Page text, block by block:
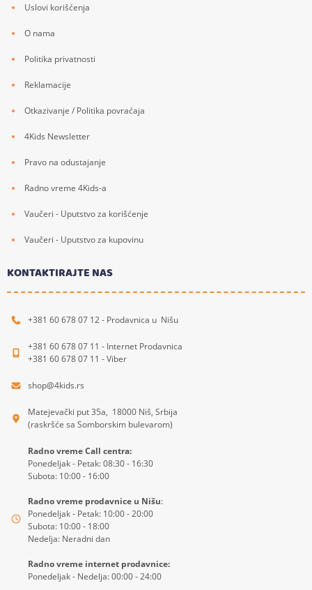
Uslovi korišćenja
O nama
Politika privatnosti
Reklamacije
Otkazivanje / Politika povraćaja
4Kids Newsletter
Pravo na odustajanje
Radno vreme 4Kids-a
Vaučeri - Uputstvo za korišćenje
Vaučeri - Uputstvo za kupovinu
KONTAKTIRAJTE NAS
+381 60 678 07 12 - Prodavnica u Nišu
+381 60 678 07 11 - Internet Prodavnica
+381 60 678 07 11 - Viber
shop@4kids.rs
Matejevački put 35a, 18000 Niš, Srbija
(raskršće sa Somborskim bulevarom)
Radno vreme Call centra:
Ponedeljak - Petak: 08:30 - 16:30
Subota: 10:00 - 16:00
Radno vreme prodavnice u Nišu:
Ponedeljak - Petak: 10:00 - 20:00
Subota: 10:00 - 18:00
Nedelja: Neradni dan
Radno vreme internet prodavnice:
Ponedeljak - Nedelja: 00:00 - 24:00